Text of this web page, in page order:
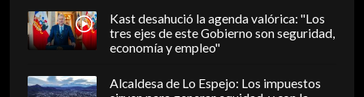
Kast desahució la agenda valórica: "Los
tres ejes de este Gobierno son seguridad,
economía y empleo"
Alcaldesa de Lo Espejo: Los impuestos